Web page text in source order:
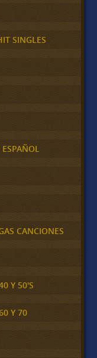
SINGLES
CANCIONES
Y 50'S
Y 70